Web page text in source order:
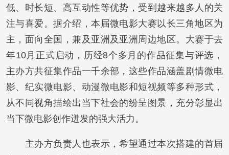
低、时长短、高互动性等优势，受到越来越多人的关
注与喜爱。据介绍，本届微电影大赛以长三角地区为
主，面向全国，兼及亚洲及亚洲周边地区。大赛于去
年10月正式启动，历经8个多月的作品征集与评选，
主办方共征集作品一千余部，这些作品涵盖剧情微电
影、纪实微电影、动漫微电影和短视频等多种形式，
从不同视角描绘出当下社会的纷呈图景，充分彰显出
当下微电影创作迸发的强大活力。
主办方负责人也表示，希望通过本次搭建的首届